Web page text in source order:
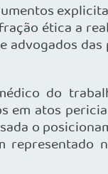
ética a
do
atos
o